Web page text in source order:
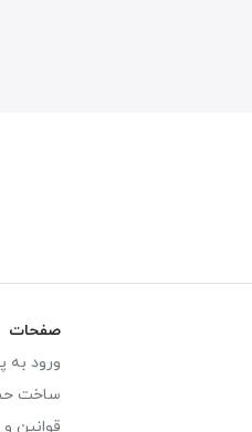
صفحات
ورود به
ساخت
قوانین